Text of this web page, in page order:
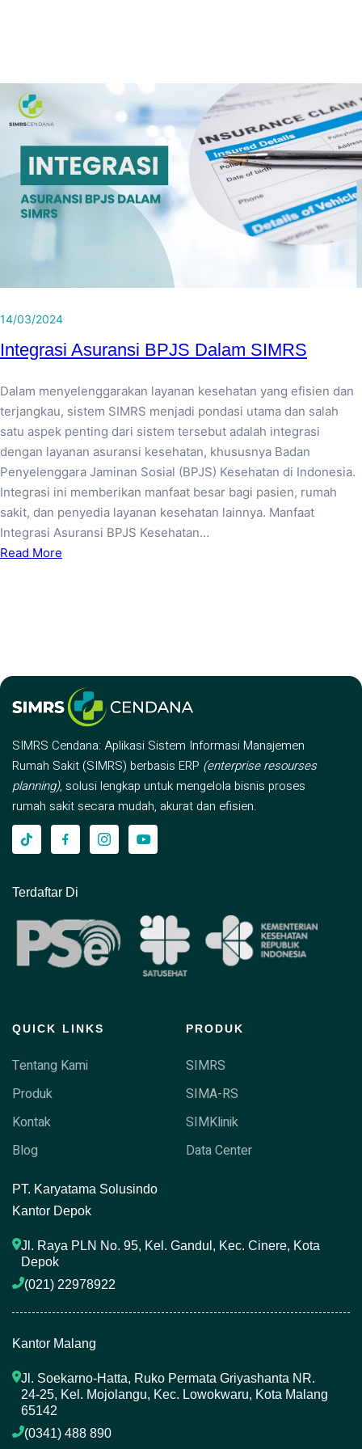
14/03/2024
Integrasi Asuransi BPJS Dalam SIMRS
Dalam menyelenggarakan layanan kesehatan yang efisien dan
terjangkau, sistem SIMRS menjadi pondasi utama dan salah
satu aspek penting dari sistem tersebut adalah integrasi
dengan layanan asuransi kesehatan, khususnya Badan
Penyelenggara Jaminan Sosial (BPJS) Kesehatan di Indonesia.
Integrasi ini memberikan manfaat besar bagi pasien, rumah
sakit, dan penyedia layanan kesehatan lainnya. Manfaat
Integrasi Asuransi BPJS Kesehatan…
Read More
SIMRS Cendana: Aplikasi Sistem Informasi Manajemen
Rumah Sakit (SIMRS) berbasis ERP (enterprise resourses
planning), solusi lengkap untuk mengelola bisnis proses
rumah sakit secara mudah, akurat dan efisien.
Terdaftar Di
QUICK LINKS
Tentang Kami
Produk
Kontak
Blog
PRODUK
SIMRS
SIMA-RS
SIMKlinik
Data Center
PT. Karyatama Solusindo
Kantor Depok
Jl. Raya PLN No. 95, Kel. Gandul, Kec. Cinere, Kota
Depok
(021) 22978922
Kantor Malang
Jl. Soekarno-Hatta, Ruko Permata Griyashanta NR.
24-25, Kel. Mojolangu, Kec. Lowokwaru, Kota Malang
65142
(0341) 488 890